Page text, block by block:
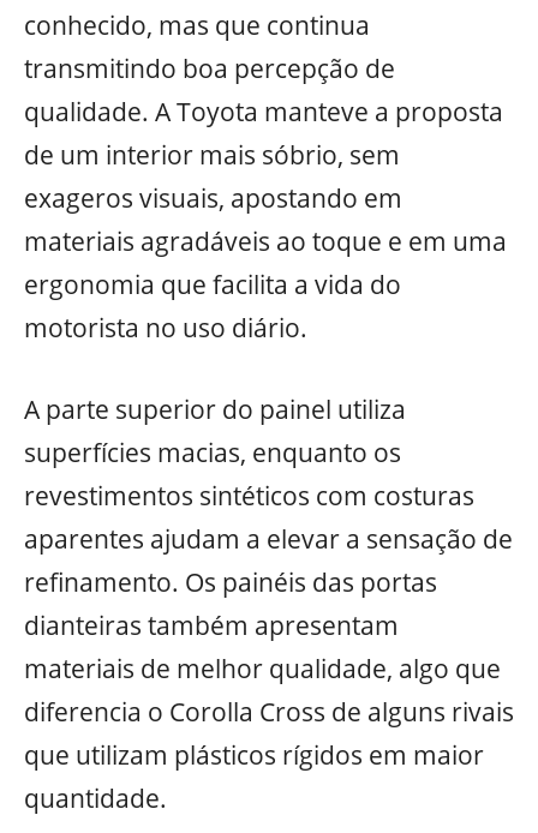
conhecido, mas que continua
transmitindo boa percepção de
qualidade. A Toyota manteve a proposta
de um interior mais sóbrio, sem
exageros visuais, apostando em
materiais agradáveis ao toque e em uma
ergonomia que facilita a vida do
motorista no uso diário.
A parte superior do painel utiliza
superfícies macias, enquanto os
revestimentos sintéticos com costuras
aparentes ajudam a elevar a sensação de
refinamento. Os painéis das portas
dianteiras também apresentam
materiais de melhor qualidade, algo que
diferencia o Corolla Cross de alguns rivais
que utilizam plásticos rígidos em maior
quantidade.